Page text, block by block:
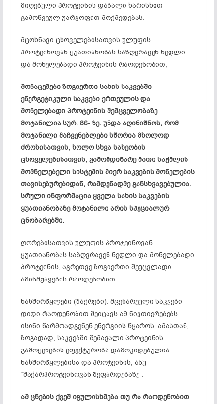
მიღებული პროტეინის დაბალი ხარისხით
გამოწვეულ უარყოფით მოქმედებას.
მცოხნავი ცხოველებისათვის ულუფის
პროტეინოვან ყუათიანობას საზღვრავენ ნედლი
და მონელებადი პროტეინის რაოდენობით;
მონაცემები ზოგიერთი სახის საკვებში
ენერგეტიკული საკვები ერთეულის და
მონელებადი პროტეინის შემცველობაზე
მოტანილია სურ. 86- ზე. უნდა აღინიშნოს, რომ
მოტანილი მაჩვენებლები სწორია მხოლოდ
ძროხისათვის, ხოლო სხვა სახეობის
ცხოველებისათვის, გამომდინარე მათი საჭმლის
მომნელებელი სისტემის მიერ საკვების მონელების
თავისებურებიდან, რამდენადმე განსხვავებულია.
სრული ინფორმაცია ყველა სახის საკვების
ყუათიანობაზე მოტანილი არის სპეციალურ
ცნობარებში.
ღორებისათვის ულუფის პროტეინოვან
ყუათიანობას საზღვრავენ ნედლი და მონელებადი
პროტეინის, აგრეთვე ზოგიერთი შეუცვლადი
ამინმჟავების რაოდენობით.
ნახშირწყლები (შაქრები): მცენარეული საკვები
დიდი რაოდენობით შეიცავს ამ ნივთიერებებს.
ისინი წარმოადგენენ ენერგიის წყაროს. ამასთან,
ზოგადად, საკვებში შემავალი პროტეინის
გამოყენების ეფექტურობა დამოკიდებულია
ნახშირწყლებისა და პროტეინის, ანუ
“შაქარპროტეინოვან შეფარდებაზე”.
ამ ცნების ქვეშ იგულისხმება თუ რა რაოდენობით